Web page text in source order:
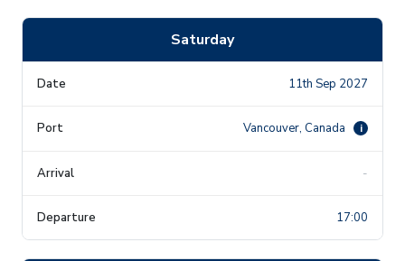
Saturday
11th Sep 2027
Vancouver, Canada i
-
17:00